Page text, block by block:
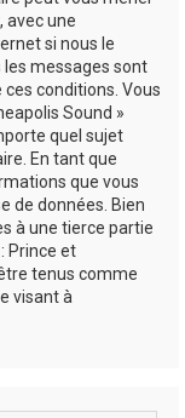
avec une
si nous le
les messages sont
conditions. Vous
Sound »
quel sujet
En tant que
que vous
de données. Bien
à une tierce partie
Prince et
tenus comme
visant à